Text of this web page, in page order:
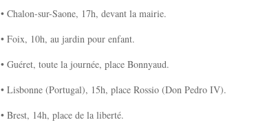
• Chalon-sur-Saone, 17h, devant la mairie.
• Foix, 10h, au jardin pour enfant.
• Guéret, toute la journée, place Bonnyaud.
• Lisbonne (Portugal), 15h, place Rossio (Don Pedro IV).
• Brest, 14h, place de la liberté.